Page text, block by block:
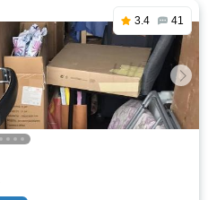
3.4 41